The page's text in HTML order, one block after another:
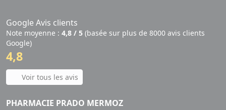
Google Avis clients
Note moyenne : 4,8 / 5 (basée sur plus de 8000 avis clients
Google)
4,8
Voir tous les avis
PHARMACIE PRADO MERMOZ